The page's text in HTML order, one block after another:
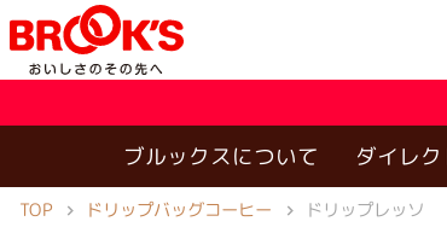
ブルックスについて ダイレ
TOP ドリップバッグコーヒー ドリップレッソ